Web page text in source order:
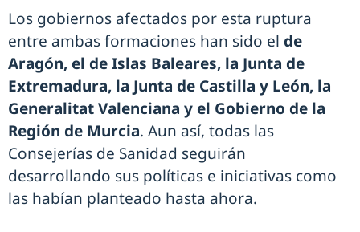
Los gobiernos afectados por esta ruptura
entre ambas formaciones han sido el de
Aragón, el de Islas Baleares, la Junta de
Extremadura, la Junta de Castilla y León, la
Generalitat Valenciana y el Gobierno de la
Región de Murcia. Aun así, todas las
Consejerías de Sanidad seguirán
desarrollando sus políticas e iniciativas como
las habían planteado hasta ahora.